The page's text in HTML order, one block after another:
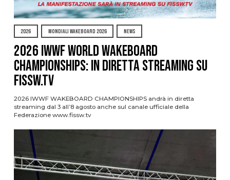
2026 MONDIALI WAKEBOARD 2026 NEWS
2026 IWWF WORLD WAKEBOARD
CHAMPIONSHIPS: IN DIRETTA STREAMING SU
FISSW.TV
2026 IWWF WAKEBOARD CHAMPIONSHIPS andrà in diretta
streaming dal 3 all’8 agosto anche sul canale ufficiale della
Federazione www.fissw.tv